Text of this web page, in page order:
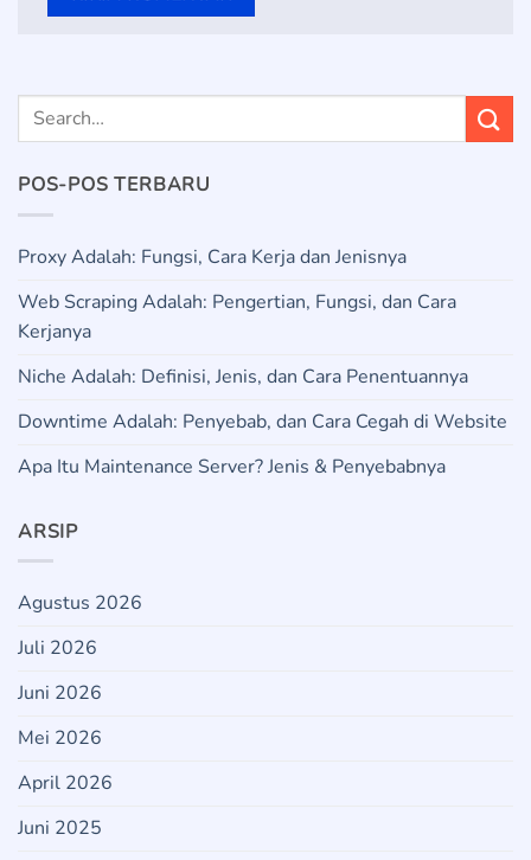
POS-POS TERBARU
Proxy Adalah: Fungsi, Cara Kerja dan Jenisnya
Web Scraping Adalah: Pengertian, Fungsi, dan Cara
Kerjanya
Niche Adalah: Definisi, Jenis, dan Cara Penentuannya
Downtime Adalah: Penyebab, dan Cara Cegah di Website
Apa Itu Maintenance Server? Jenis & Penyebabnya
ARSIP
Agustus 2026
Juli 2026
Juni 2026
Mei 2026
April 2026
Juni 2025